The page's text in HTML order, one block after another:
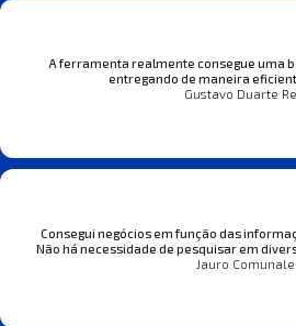
A ferramenta realmente consegue uma
entregando de maneira
Gustavo Duarte
Consegui negócios em função das
Não há necessidade de pesquisar em
Jauro Comunale